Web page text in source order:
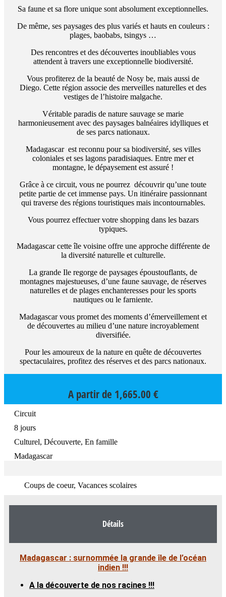
Sa faune et sa flore unique sont absolument exceptionnelles.
De même, ses paysages des plus variés et hauts en couleurs :
plages, baobabs, tsingys …
Des rencontres et des découvertes inoubliables vous
attendent à travers une exceptionnelle biodiversité.
Vous profiterez de la beauté de Nosy be, mais aussi de
Diego. Cette région associe des merveilles naturelles et des
vestiges de l’histoire malgache.
Véritable paradis de nature sauvage se marie
harmonieusement avec des paysages balnéaires idylliques et
de ses parcs nationaux.
Madagascar est reconnu pour sa biodiversité, ses villes
coloniales et ses lagons paradisiaques. Entre mer et
montagne, le dépaysement est assuré !
Grâce à ce circuit, vous ne pourrez découvrir qu’une toute
petite partie de cet immense pays. Un itinéraire passionnant
qui traverse des régions touristiques mais incontournables.
Vous pourrez effectuer votre shopping dans les bazars
typiques.
Madagascar cette île voisine offre une approche différente de
la diversité naturelle et culturelle.
La grande Ile regorge de paysages époustouflants, de
montagnes majestueuses, d’une faune sauvage, de réserves
naturelles et de plages enchanteresses pour les sports
nautiques ou le farniente.
Madagascar vous promet des moments d’émerveillement et
de découvertes au milieu d’une nature incroyablement
diversifiée.
Pour les amoureux de la nature en quête de découvertes
spectaculaires, profitez des réserves et des parcs nationaux.
A partir de 1,665.00 €
Circuit
8 jours
Culturel, Découverte, En famille
Madagascar
Coups de coeur, Vacances scolaires
Détails
Madagascar : surnommée la grande île de l’océan
indien !!!
A la découverte de nos racines !!!